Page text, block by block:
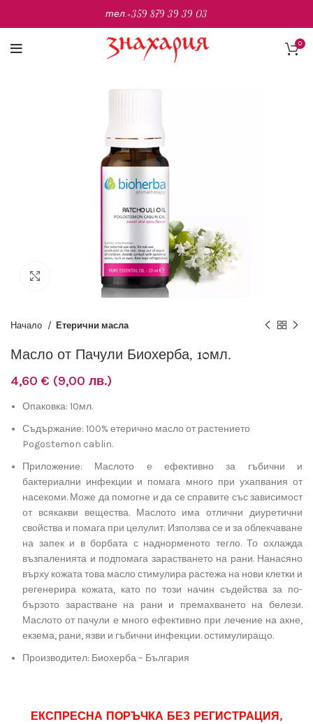
0
Разширяване
Начало Етерични масла
Масло от Пачули Биохерба, 10мл.
4,60 € (9,00 лв.)
Опаковка: 10мл.
Съдържание: 100% етерично масло от растението
Pogostemon cablin.
Приложение: Маслото е ефективно за гъбични и
бактериални инфекции и помага много при ухапвания от
насекоми. Може да помогне и да се справите със зависимост
от всякакви вещества. Маслото има отлични диуретични
свойства и помага при целулит. Използва се и за облекчаване
на запек и в борбата с наднорменото тегло. То охлажда
възпаленията и подпомага зарастването на рани. Нанасяно
върху кожата това масло стимулира растежа на нови клетки и
регенерира кожата, като по този начин съдейства за по-
бързото зарастване на рани и премахването на белези.
Маслото от пачули е много ефективно при лечение на акне,
екзема, рани, язви и гъбични инфекции. остимулиращо.
Производител: Биохерба – България
ЕКСПРЕСНА ПОРЪЧКА БЕЗ РЕГИСТРАЦИЯ,
тел.+359 879 39 39 03